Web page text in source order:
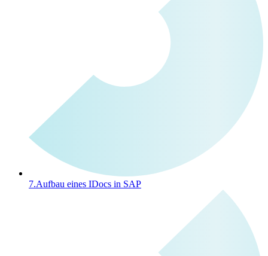
7.Aufbau eines IDocs in SAP